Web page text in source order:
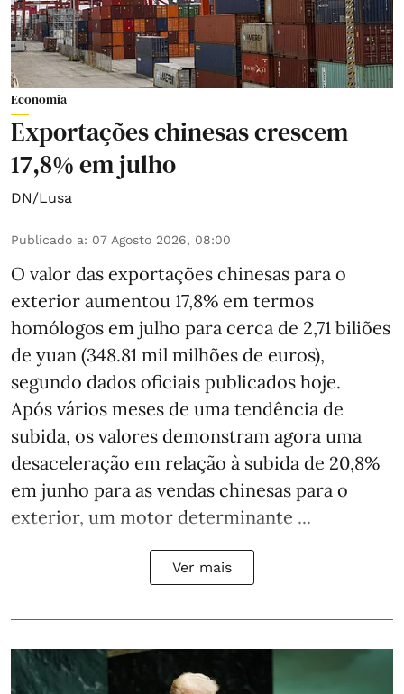
Economia
Exportações chinesas crescem
17,8% em julho
DN/Lusa
Publicado a: 07 Agosto 2026, 08:00
O valor das exportações chinesas para o
exterior aumentou 17,8% em termos
homólogos em julho para cerca de 2,71 biliões
de yuan (348.81 mil milhões de euros),
segundo dados oficiais publicados hoje.
Após vários meses de uma tendência de
subida, os valores demonstram agora uma
desaceleração em relação à subida de 20,8%
em junho para as vendas chinesas para o
exterior, um motor determinante ...
Ver mais